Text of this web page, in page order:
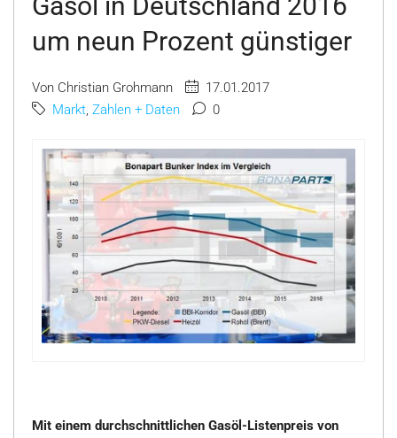
um neun Prozent günstiger
Von Christian Grohmann
17.01.2017
Markt, Zahlen + Daten 0
Mit einem durchschnittlichen Gasöl-Listenpreis von